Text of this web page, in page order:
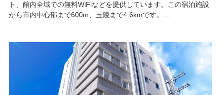
ト、館内全域での無料WiFiなどを提供しています。この宿泊施設
から市内中心部まで600m、玉陵まで4.6kmです。...